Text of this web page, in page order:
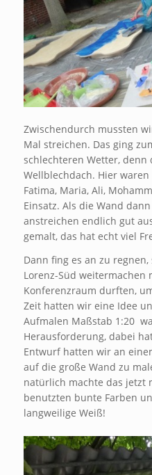
Zwischendurch mussten
Mal streichen. Das ging
schlechteren Wetter, denn
Wellblechdach. Hier
Fatima, Maria, Ali,
Einsatz. Als die Wand
anstreichen endlich gut
gemalt, das hat echt viel
Dann fing es an zu
Lorenz-Süd weitermachen
Konferenzraum durften,
Zeit hatten wir eine Idee
Aufmalen Maßstab 1:20
Herausforderung, dabei
Entwurf hatten wir an
auf die große Wand zu
natürlich machte das jetzt
benutzten bunte Farben
langweilige Weiß!